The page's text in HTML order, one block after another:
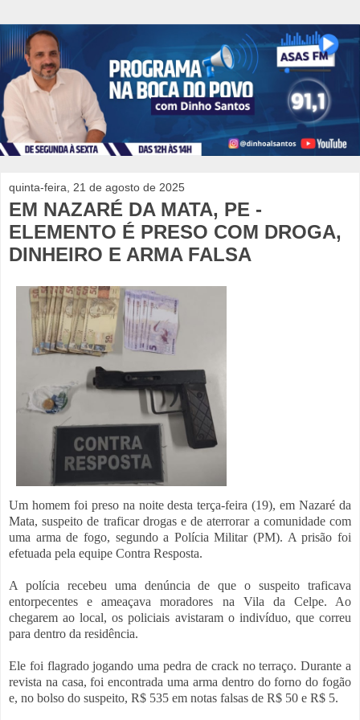
quinta-feira, 21 de agosto de 2025
EM NAZARÉ DA MATA, PE -
ELEMENTO É PRESO COM DROGA,
DINHEIRO E ARMA FALSA
Um homem foi preso na noite desta terça-feira (19), em Nazaré da
Mata, suspeito de traficar drogas e de aterrorar a comunidade com
uma arma de fogo, segundo a Polícia Militar (PM). A prisão foi
efetuada pela equipe Contra Resposta.
A polícia recebeu uma denúncia de que o suspeito traficava
entorpecentes e ameaçava moradores na Vila da Celpe. Ao
chegarem ao local, os policiais avistaram o indivíduo, que correu
para dentro da residência.
Ele foi flagrado jogando uma pedra de crack no terraço. Durante a
revista na casa, foi encontrada uma arma dentro do forno do fogão
e, no bolso do suspeito, R$ 535 em notas falsas de R$ 50 e R$ 5.